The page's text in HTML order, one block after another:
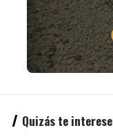
Quizás te interese